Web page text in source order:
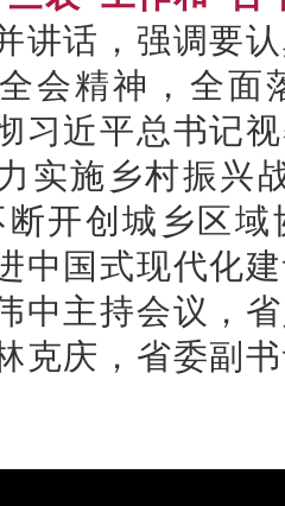
讲话，强调要
会精神，全面
习近平总书记
实施乡村振兴
断开创城乡区
中国式现代化
中主持会议，
克庆，省委副